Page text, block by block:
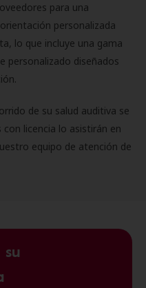
para una
personalizada
lo que incluye una gama
personalizado diseñados
de su salud auditiva se
licencia lo asistirán en
equipo de atención de